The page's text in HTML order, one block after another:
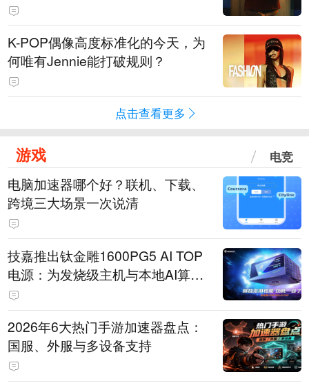
K-POP偶像高度标准化的今天，为
何唯有Jennie能打破规则？
点击查看更多
游戏 电竞
电脑加速器哪个好？联机、下载、
跨境三大场景一次说清
技嘉推出钛金雕1600PG5 AI TOP
电源：为发烧级主机与本地AI算力
打造旗舰供电方案
2026年6大热门手游加速器盘点：
国服、外服与多设备支持